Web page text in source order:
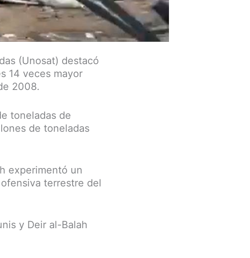
(Unosat) destacó
14 veces mayor
2008.
toneladas de
de toneladas
experimentó un
terrestre del
y Deir al-Balah